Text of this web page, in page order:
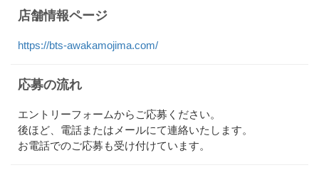
店舗情報ページ
https://bts-awakamojima.com/
応募の流れ
エントリーフォームからご応募ください。
後ほど、電話またはメールにて連絡いたします。
お電話でのご応募も受け付けています。